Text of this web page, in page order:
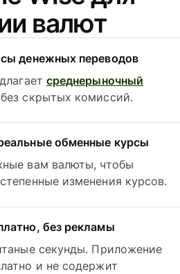
валют
денежных переводов
среднерыночный
без скрытых комиссий.
обменные курсы
вам валюты, чтобы
изменения курсов.
без рекламы
секунды. Приложение
и не содержит